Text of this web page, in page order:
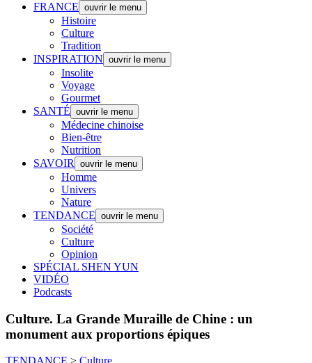
FRANCE ouvrir le menu
Histoire
Culture
Tradition
INSPIRATION ouvrir le menu
Insolite
Voyage
Gourmet
SANTÉ ouvrir le menu
Médecine chinoise
Bien-être
Nutrition
SAVOIR
ouvrir le menu
Homme
Univers
Nature
TENDANCE ouvrir le menu
Société
Culture
Opinion
SPÉCIAL SHEN YUN
VIDÉO
Podcasts
Culture. La Grande Muraille de Chine : un
monument aux proportions épiques